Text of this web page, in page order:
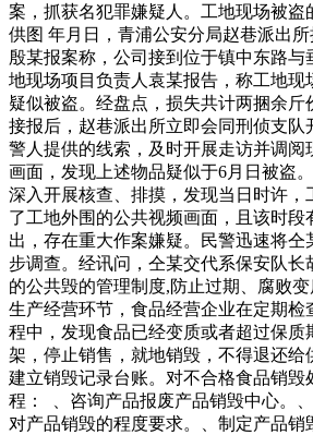
案，抓获名犯罪嫌疑人。工地现场被盗
供图 年月日，青浦公安分局赵巷派出
殷某报案称，公司接到位于镇中东路与
地现场项目负责人袁某报告，称工地现
疑似被盗。经盘点，损失共计两捆余斤
接报后，赵巷派出所立即会同刑侦支队
警人提供的线索，及时开展走访并调阅
画面，发现上述物品疑似于6月日被盗
深入开展核查、排摸，发现当日时许，
了工地外围的公共视频画面，且该时段
出，存在重大作案嫌疑。民警迅速将仝
步调查。经讯问，仝某交代系保安队长
的公共毁的管理制度,防止过期、腐败
生产经营环节，食品经营企业在定期检
程中，发现食品已经变质或者超过保质
架，停止销售，就地销毁，不得退还给
建立销毁记录台账。对不合格食品销毁
程： 、咨询产品报废产品销毁中心。
对产品销毁的程度要求。、制定产品销